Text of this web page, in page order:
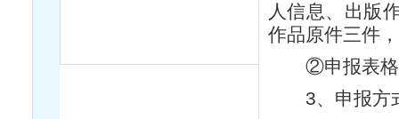
人信息、出版
作品原件三件
②申报表格
3、申报方